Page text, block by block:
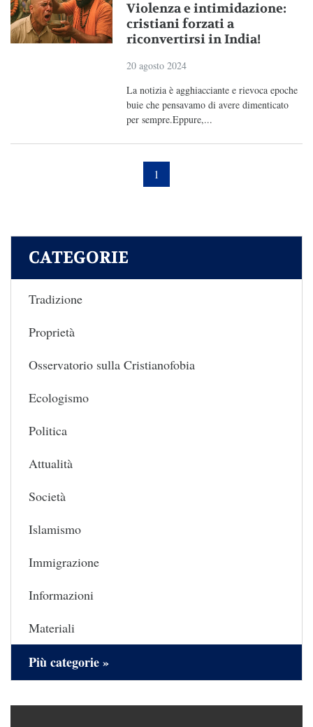
Violenza e intimidazione:
cristiani forzati a
riconvertirsi in India!
20 agosto 2024
La notizia è agghiacciante e rievoca epoche
buie che pensavamo di avere dimenticato
per sempre.Eppure,...
1
CATEGORIE
Tradizione
Proprietà
Osservatorio sulla Cristianofobia
Ecologismo
Politica
Attualità
Società
Islamismo
Immigrazione
Informazioni
Materiali
Più categorie »